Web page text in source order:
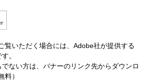
覧いただく場合には、Adobe社が提供する
。
ない方は、バナーのリンク先からダウンロ
料）